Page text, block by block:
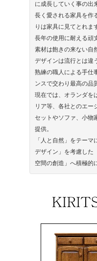
に成長していく事の出
長く愛される家具を作
りは家具に見てとれま
長年の使用に耐える頑
素材は飽きの来ない自
デザインは流行とは違
熟練の職人による手仕
ンスで交わり最高の品
現在では、オランダを
リア等、各社とのエー
セットやソファ、小物
提供。
「人と自然」をテー
デザイン」を考慮した
空間の創造」へ積極的